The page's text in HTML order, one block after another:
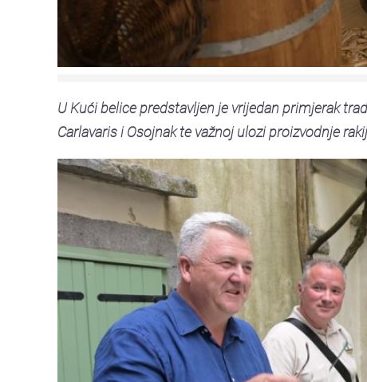
U Kući belice predstavljen je vrijedan primjerak
Carlavaris i Osojnak te važnoj ulozi proizvodnje